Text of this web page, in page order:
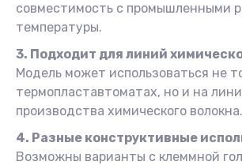
совместимость с промышленными
температуры.
3. Подходит для линий
Модель может использоваться не
термопластавтоматах, но и на
производства химического волокна.
4. Разные конструктивные
Возможны варианты с клеммной